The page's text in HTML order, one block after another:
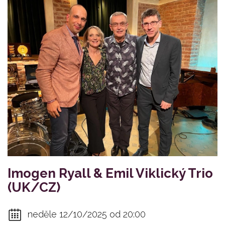
Imogen Ryall & Emil Viklický Trio
(UK/CZ)
neděle 12/10/2025 od 20:00